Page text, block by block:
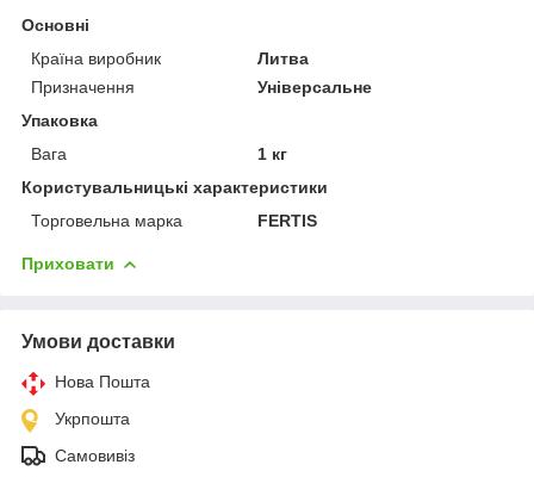
Основні
Країна виробник
Литва
Призначення
Універсальне
Упаковка
Вага
1 кг
Користувальницькі характеристики
Торговельна марка
FERTIS
Приховати
Умови доставки
Нова Пошта
Укрпошта
Самовивіз